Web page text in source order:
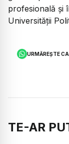
profesională și
Universității
URMĂREȘTE
TE-AR